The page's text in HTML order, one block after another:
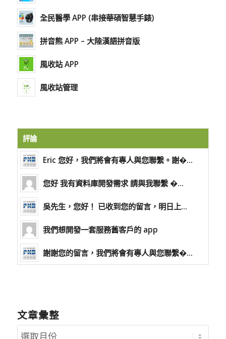
全民醫學 APP (串接華碩智慧手錶)
拼音熊 APP – 大陸漢語拼音版
風收站 APP
風收站管理
評論
Eric 您好，我們將會有專人與您聯繫。謝�...
您好 我有資料庫開發需求 請與我聯繫 �...
吳先生，您好！ 已收到您的留言，明日上...
我們想開發一套服務舊客戶的 app
謝謝您的留言，我們將會有專人與您聯繫�...
文章彙整